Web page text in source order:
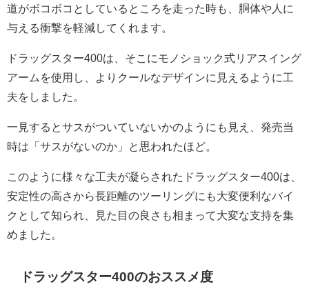
道がボコボコとしているところを走った時も、胴体や人に
与える衝撃を軽減してくれます。
ドラッグスター400は、そこにモノショック式リアスイング
アームを使用し、よりクールなデザインに見えるように工
夫をしました。
一見するとサスがついていないかのようにも見え、発売当
時は「サスがないのか」と思われたほど。
このように様々な工夫が凝らされたドラッグスター400は、
安定性の高さから長距離のツーリングにも大変便利なバイ
クとして知られ、見た目の良さも相まって大変な支持を集
めました。
ドラッグスター400のおススメ度